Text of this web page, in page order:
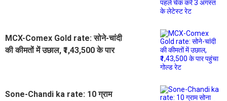
MCX-Comex Gold rate: सोने-चांदी
की कीमतों में उछाल, ₹1,43,500 के पार
Sone-Chandi ka rate: 10 ग्राम